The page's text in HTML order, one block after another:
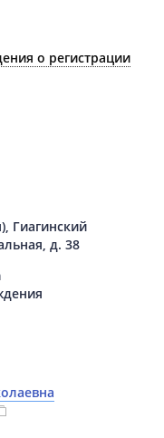
о регистрации
Гиагинский
д. 38